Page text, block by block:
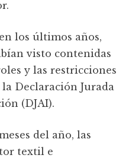
los últimos años,
visto contenidas
y las restricciones
Declaración Jurada
(DJAI).
del año, las
textil e